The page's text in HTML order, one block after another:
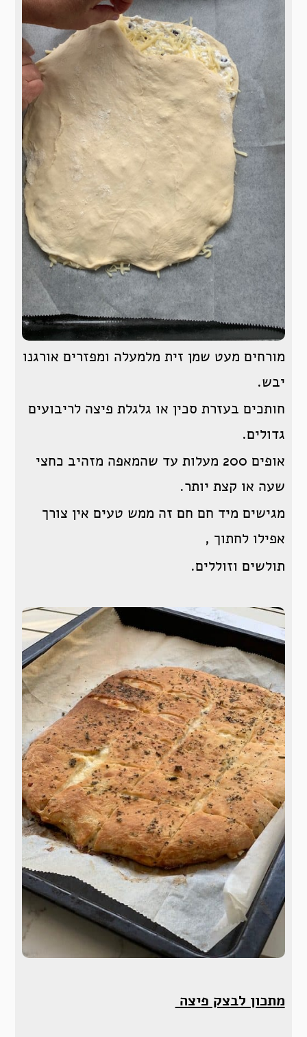
מורחים מעט שמן זית מלמעלה ומפזרים אורגנו
יבש.
חותכים בעזרת סכין או גלגלת פיצה לריבועים
גדולים.
אופים 200 מעלות עד שהמאפה מזהיב כחצי
שעה או קצת יותר.
מגישים מיד חם חם זה ממש טעים אין צורך
אפילו לחתוך ,
תולשים וזוללים.
מתכון לבצק פיצה